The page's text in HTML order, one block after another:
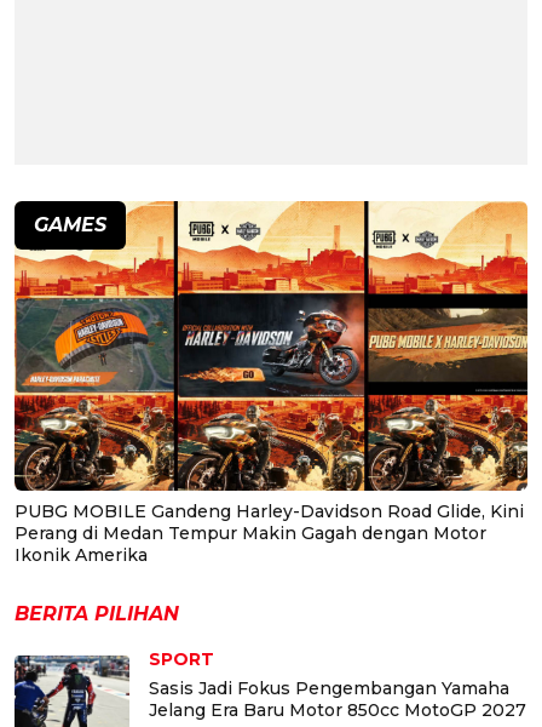
GAMES
PUBG MOBILE Gandeng Harley-Davidson Road Glide, Kini
Perang di Medan Tempur Makin Gagah dengan Motor
Ikonik Amerika
BERITA PILIHAN
SPORT
Sasis Jadi Fokus Pengembangan Yamaha
Jelang Era Baru Motor 850cc MotoGP 2027